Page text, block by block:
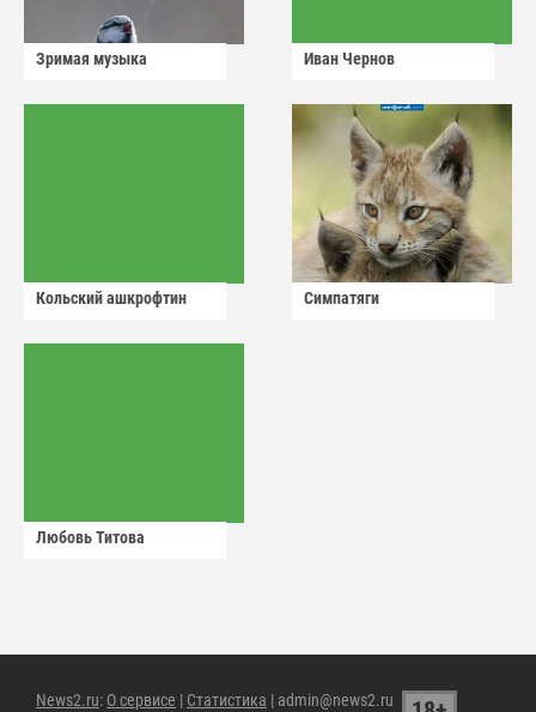
Зримая музыка Иван Чернов
Кольский ашкрофтин Симпатяги
Любовь Титова
News2.ru: О сервисе | Статистика | admin@news2.ru